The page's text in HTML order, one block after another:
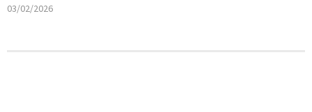
03/02/2026